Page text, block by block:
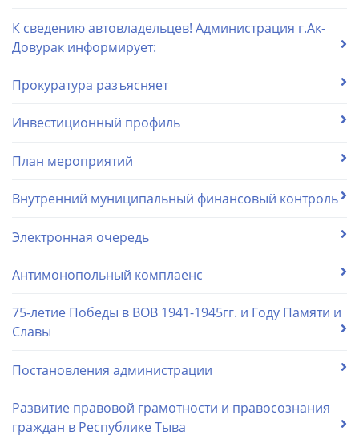
К сведению автовладельцев! Администрация г.Ак-
Довурак информирует:
Прокуратура разъясняет
Инвестиционный профиль
План мероприятий
Внутренний муниципальный финансовый контроль
Электронная очередь
Антимонопольный комплаенс
75-летие Победы в ВОВ 1941-1945гг. и Году Памяти и
Славы
Постановления администрации
Развитие правовой грамотности и правосознания
граждан в Республике Тыва